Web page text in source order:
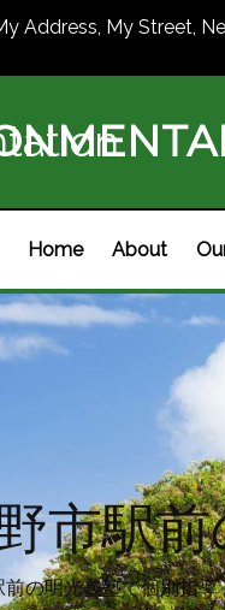
Address, My Street,
Home About
市駅
の明光義塾で個別指導